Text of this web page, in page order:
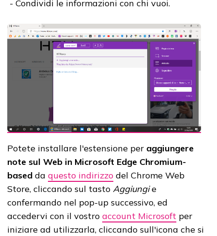
- Condividi le informazioni con chi vuoi.
Potete installare l'estensione per aggiungere
note sul Web in Microsoft Edge Chromium-
based da questo indirizzo del Chrome Web
Store, cliccando sul tasto Aggiungie
confermando nel pop-up successivo, ed
accedervi con il vostro account Microsoft per
iniziare ad utilizzarla, cliccando sull'icona che si